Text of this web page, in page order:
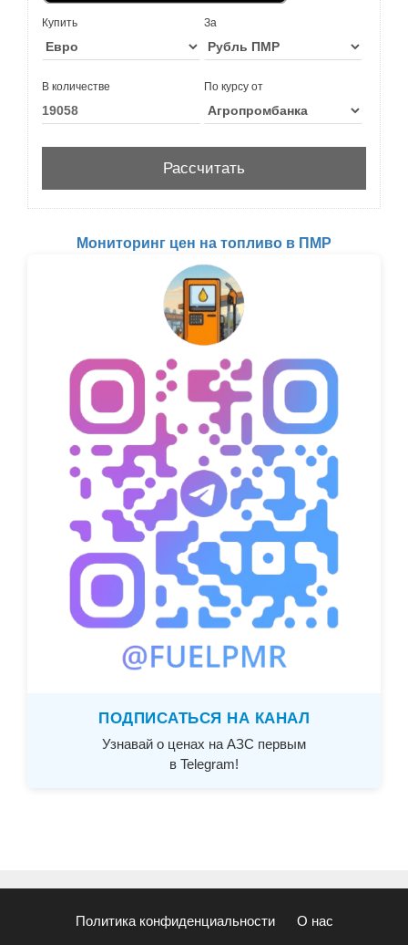
Купить За
В количестве По курсу от
Мониторинг цен на топливо в ПМР
ПОДПИСАТЬСЯ НА КАНАЛ
Узнавай о ценах на АЗС первым
в Telegram!
Политика конфиденциальности О нас